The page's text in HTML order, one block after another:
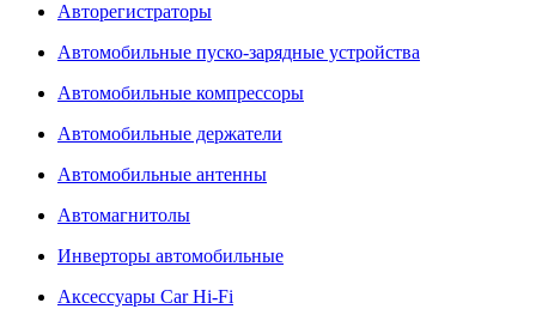
Авторегистраторы
Автомобильные пуско-зарядные устройства
Автомобильные компрессоры
Автомобильные держатели
Автомобильные антенны
Автомагнитолы
Инверторы автомобильные
Аксессуары Car Hi-Fi